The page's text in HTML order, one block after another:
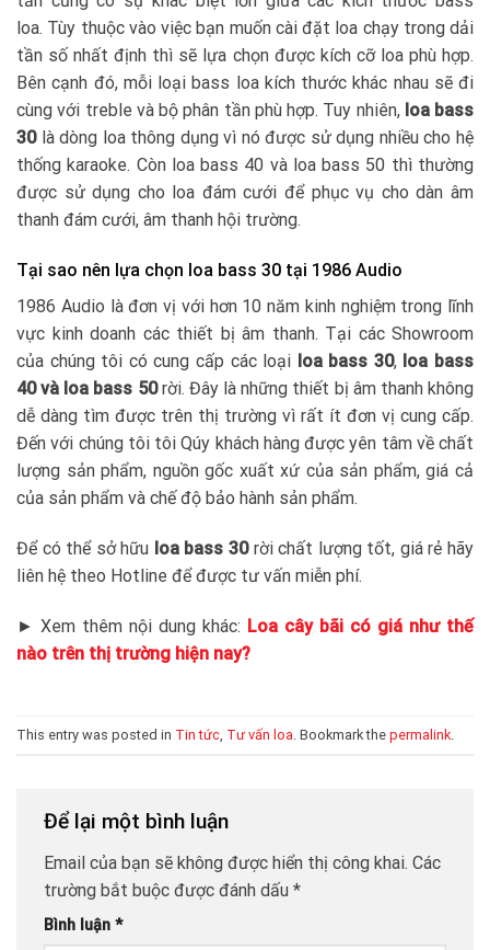
loa. Tùy thuộc vào việc bạn muốn cài đặt loa chạy trong dải
tần số nhất định thì sẽ lựa chọn được kích cỡ loa phù hợp.
Bên cạnh đó, mỗi loại bass loa kích thước khác nhau sẽ đi
cùng với treble và bộ phân tần phù hợp. Tuy nhiên, loa bass
30là dòng loa thông dụng vì nó được sử dụng nhiều cho hệ
thống karaoke. Còn loa bass 40 và loa bass 50 thì thường
được sử dụng cho loa đám cưới để phục vụ cho dàn âm
thanh đám cưới, âm thanh hội trường.
Tại sao nên lựa chọn loa bass 30 tại 1986 Audio
1986 Audio là đơn vị với hơn 10 năm kinh nghiệm trong lĩnh
vực kinh doanh các thiết bị âm thanh. Tại các Showroom
của chúng tôi có cung cấp các loại loa bass 30, loa bass
40 và loa bass 50rời. Đây là những thiết bị âm thanh không
dễ dàng tìm được trên thị trường vì rất ít đơn vị cung cấp.
Đến với chúng tôi tôi Qúy khách hàng được yên tâm về chất
lượng sản phẩm, nguồn gốc xuất xứ của sản phẩm, giá cả
của sản phẩm và chế độ bảo hành sản phẩm.
Để có thể sở hữu loa bass 30rời chất lượng tốt, giá rẻ hãy
liên hệ theo Hotline để được tư vấn miễn phí.
► Xem thêm nội dung khác: Loa cây bãi có giá như thế
nào trên thị trường hiện nay?
This entry was posted in Tin tức Tư vấn loa . Bookmark the permalink
Để lại một bình luận
Email của bạn sẽ không được hiển thị công khai. Các
trường bắt buộc được đánh dấu *
Bình luận *